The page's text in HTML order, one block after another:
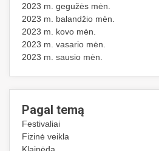
2023 m. gegužės mėn.
2023 m. balandžio mėn.
2023 m. kovo mėn.
2023 m. vasario mėn.
2023 m. sausio mėn.
Pagal temą
Festivaliai
Fizinė veikla